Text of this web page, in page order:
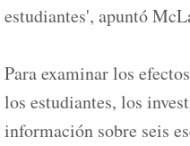
estudiantes', apuntó
Para examinar los
los estudiantes, los
información sobre seis